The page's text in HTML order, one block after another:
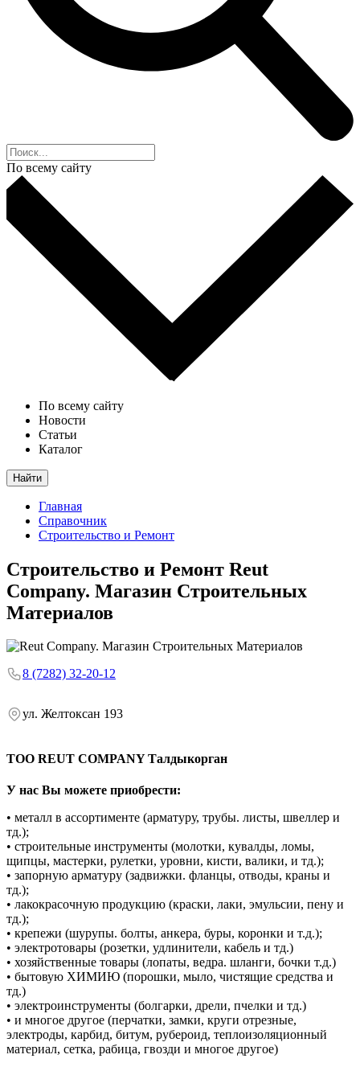
По всему сайту
По всему сайту
Новости
Статьи
Каталог
Найти
Главная
Справочник
Строительство и Ремонт
Строительство и Ремонт Reut
Company. Магазин Строительных
Материалов
8 (7282) 32-20-12
ул. Желтоксан 193
ТОО REUT COMPANY Талдыкорган
У нас Вы можете приобрести:
• металл в ассортименте (арматуру, трубы. листы, швеллер и
тд.);
• строительные инструменты (молотки, кувалды, ломы,
щипцы, мастерки, рулетки, уровни, кисти, валики, и тд.);
• запорную арматуру (задвижки. фланцы, отводы, краны и
тд.);
• лакокрасочную продукцию (краски, лаки, эмульсии, пену и
тд.);
• крепежи (шурупы. болты, анкера, буры, коронки и т.д.);
• электротовары (розетки, удлинители, кабель и тд.)
• хозяйственные товары (лопаты, ведра. шланги, бочки т.д.)
• бытовую ХИМИЮ (порошки, мыло, чистящие средства и
тд.)
• электроинструменты (болгарки, дрели, пчелки и тд.)
• и многое другое (перчатки, замки, круги отрезные,
электроды, карбид, битум, рубероид, теплоизоляционный
материал, сетка, рабица, гвозди и многое другое)